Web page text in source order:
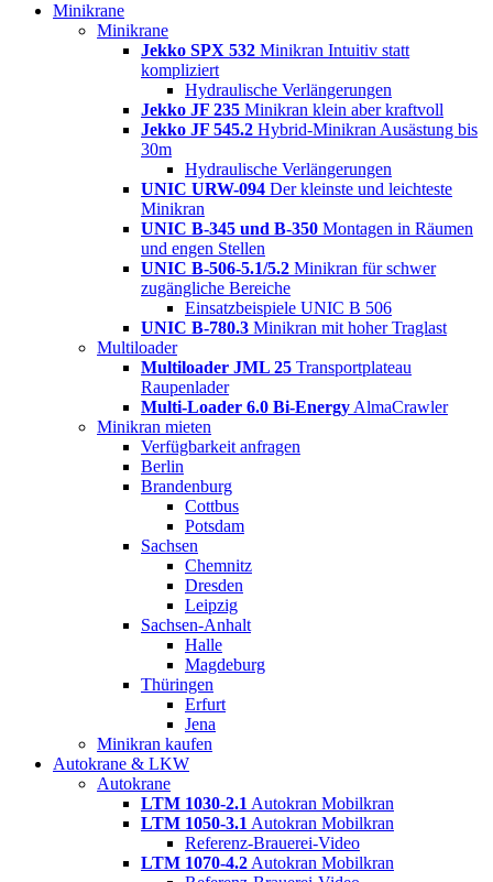
Minikrane
Minikrane
Jekko SPX 532 Minikran Intuitiv statt
kompliziert
Hydraulische Verlängerungen
Jekko JF 235 Minikran klein aber kraftvoll
Jekko JF 545.2 Hybrid-Minikran Ausästung bis
30m
Hydraulische Verlängerungen
UNIC URW-094 Der kleinste und leichteste
Minikran
UNIC B-345 und B-350 Montagen in Räumen
und engen Stellen
UNIC B-506-5.1/5.2 Minikran für schwer
zugängliche Bereiche
Einsatzbeispiele UNIC B 506
UNIC B-780.3 Minikran mit hoher Traglast
Multiloader
Multiloader JML 25 Transportplateau
Raupenlader
Multi-Loader 6.0 Bi-Energy AlmaCrawler
Minikran mieten
Verfügbarkeit anfragen
Berlin
Brandenburg
Cottbus
Potsdam
Sachsen
Chemnitz
Dresden
Leipzig
Sachsen-Anhalt
Halle
Magdeburg
Thüringen
Erfurt
Jena
Minikran kaufen
Autokrane & LKW
Autokrane
LTM 1030-2.1 Autokran Mobilkran
LTM 1050-3.1 Autokran Mobilkran
Referenz-Brauerei-Video
LTM 1070-4.2 Autokran Mobilkran